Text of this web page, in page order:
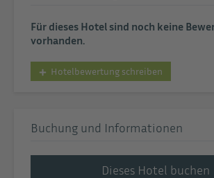
Für dieses Hotel sind noch keine
vorhanden.
Hotelbewertung schreiben
Buchung und Informationen
Dieses Hotel buchen